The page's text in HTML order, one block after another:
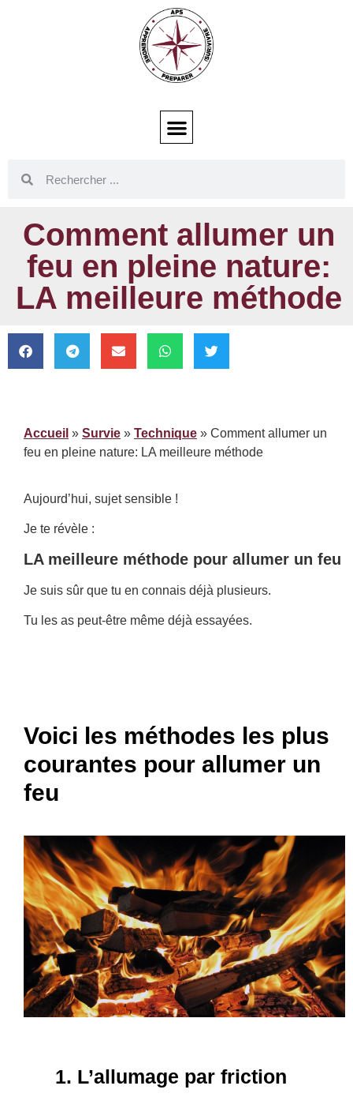
Comment allumer un
feu en pleine nature:
LA meilleure méthode
Accueil » Survie » Technique » Comment allumer un
feu en pleine nature: LA meilleure méthode
Aujourd’hui, sujet sensible !
Je te révèle :
LA meilleure méthode pour allumer un feu
Je suis sûr que tu en connais déjà plusieurs.
Tu les as peut-être même déjà essayées.
Voici les méthodes les plus
courantes pour allumer un
feu
1. L’allumage par friction